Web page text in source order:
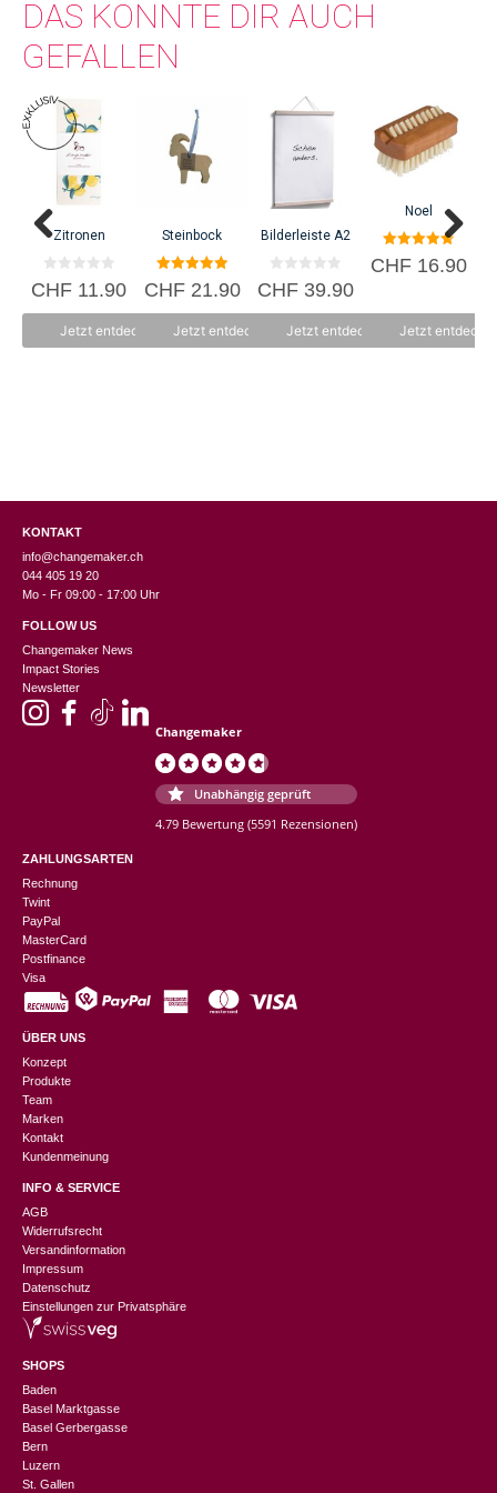
Jahren wurde aus den Marktfahrern bald ein kleines
Grosshandelsunternehmen.
DAS KÖNNTE DIR AUCH
GEFALLEN
Zitronen
0
v
CHF 11.90
Jetzt entdecken
Steinbock
5.00
von 5
CHF21.90
Jetzt entdecken
Bilderleiste A2
0
v
CHF39.90
Jetzt entdecken
Noel
5.00
von 5
CHF16.90
Jetzt
KONTAKT
info@changemaker.ch
044 405 19 20
Mo - Fr 09:00 - 17:00 Uhr
FOLLOW US
Changemaker News
Impact Stories
Newsletter
Changemaker
Unabhängig geprüft
4.79 Bewertung (5591 Rezensionen)
ZAHLUNGSARTEN
Rechnung
Twint
PayPal
MasterCard
Postfinance
Visa
ÜBER UNS
Konzept
Produkte
Team
Marken
Kontakt
Kundenmeinung
INFO & SERVICE
AGB
Widerrufsrecht
Versandinformation
Impressum
Datenschutz
Einstellungen zur Privatsphäre
SHOPS
Baden
Basel Marktgasse
Basel Gerbergasse
Bern
Luzern
St. Gallen